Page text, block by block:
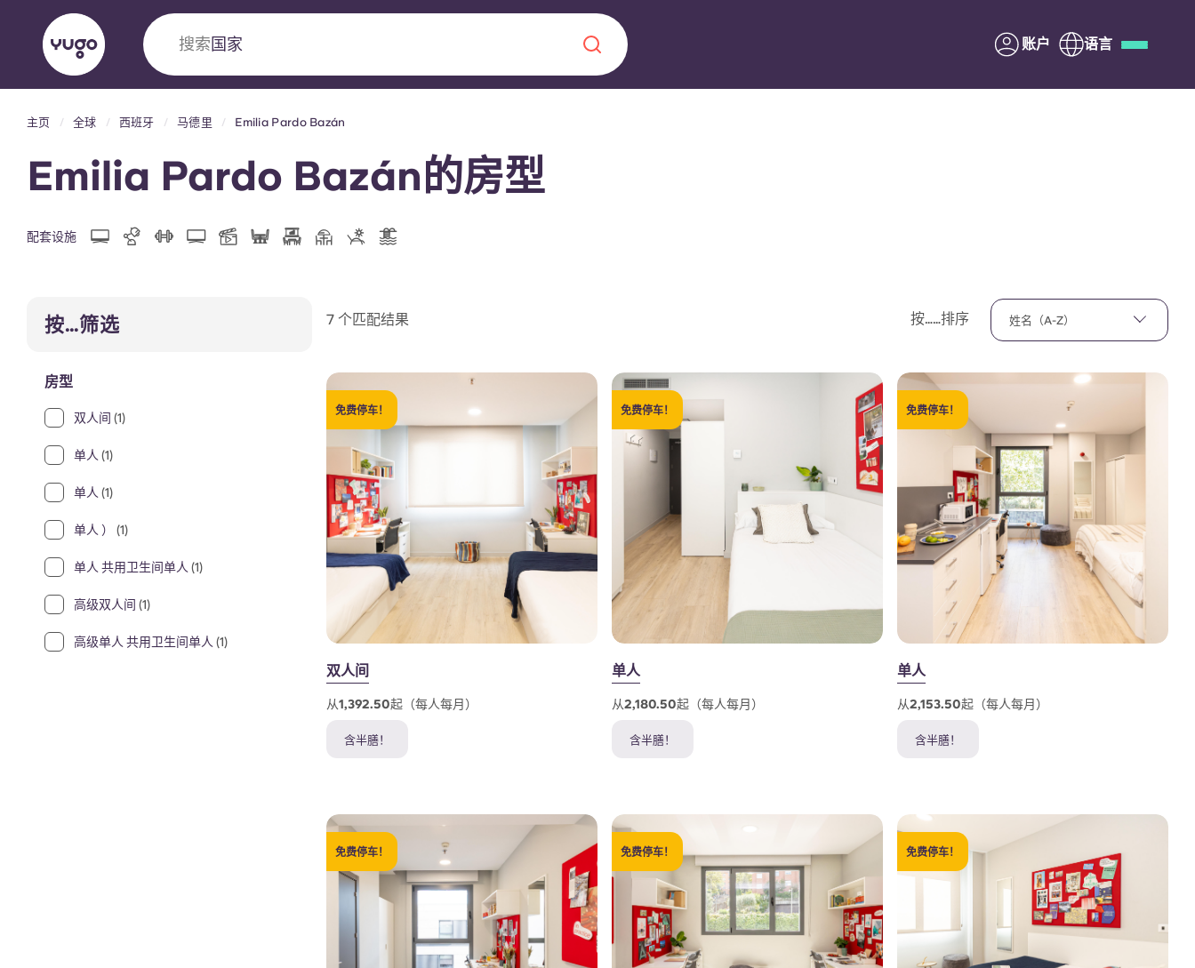
搜索国家 账户 语言
Yugo与VCARB的开创性合作，激发创新精神，点燃雄心壮志，缔造难
忘的学子时光。
家长须知
English (GB) English (US)
Portuguese
主页 全球 西班牙 马德里 Emilia Pardo Bazán
Emilia Pardo Bazán的房型
配套设施
7 个匹配结果 按……排序 姓名（A-Z）
按…筛选
房型
双人间 (1)
单人 (1)
单人 (1)
单人 ） (1)
单人 共用卫生间单人 (1)
高级双人间 (1)
高级单人 共用卫生间单人 (1)
免费停车！
双人间
从1,392.50起（每人每月）
含半膳！
免费停车！
单人
从2,180.50起（每人每月）
含半膳！
免费停车！
单人
从2,153.50起（每人每月）
含半膳！
免费停车！ 免费停车！ 免费停车！